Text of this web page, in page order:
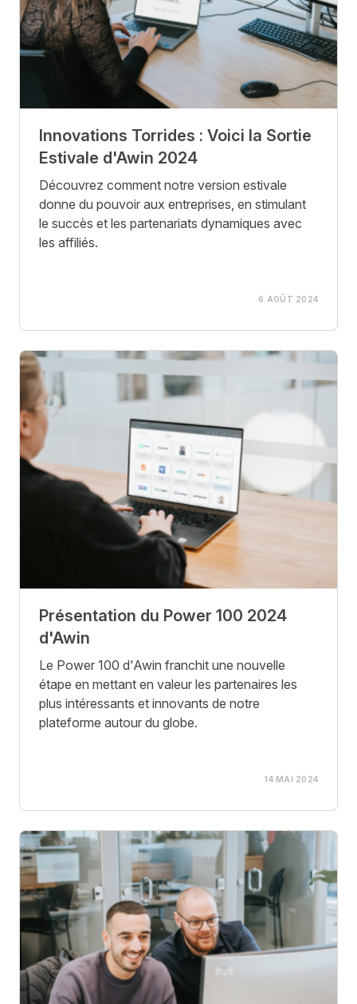
Innovations Torrides : Voici la Sortie
Estivale d'Awin 2024
Découvrez comment notre version estivale
donne du pouvoir aux entreprises, en stimulant
le succès et les partenariats dynamiques avec
les affiliés.
6 AOÛT 2024
Présentation du Power 100 2024
d'Awin
Le Power 100 d'Awin franchit une nouvelle
étape en mettant en valeur les partenaires les
plus intéressants et innovants de notre
plateforme autour du globe.
14 MAI 2024